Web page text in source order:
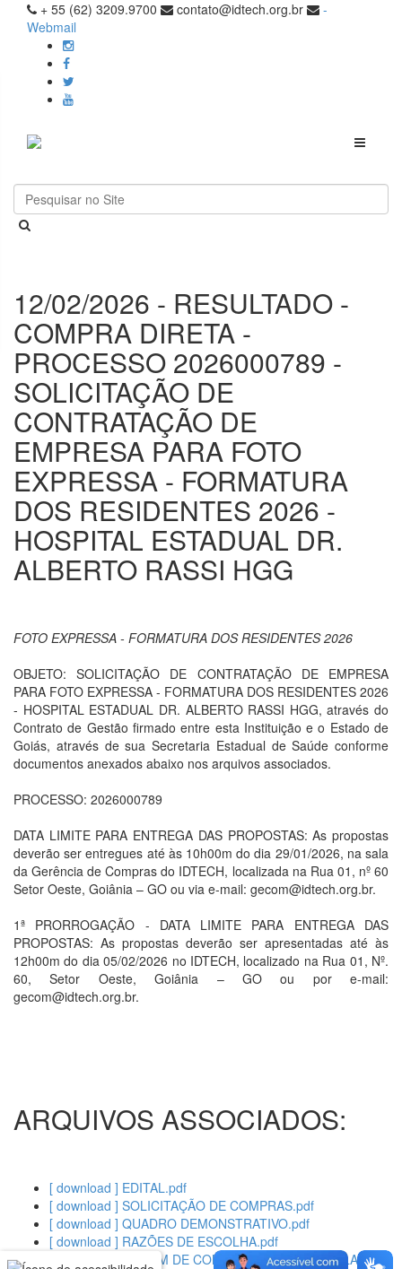
+ 55 (62) 3209.9700 contato@idtech.org.br
-
Webmail
Toggle
12/02/2026 - RESULTADO -
COMPRA DIRETA -
PROCESSO 2026000789 -
SOLICITAÇÃO DE
CONTRATAÇÃO DE
EMPRESA PARA FOTO
EXPRESSA - FORMATURA
DOS RESIDENTES 2026 -
HOSPITAL ESTADUAL DR.
ALBERTO RASSI HGG
FOTO EXPRESSA - FORMATURA DOS RESIDENTES 2026
OBJETO: SOLICITAÇÃO DE CONTRATAÇÃO DE EMPRESA
PARA FOTO EXPRESSA - FORMATURA DOS RESIDENTES 2026
- HOSPITAL ESTADUAL DR. ALBERTO RASSI HGG, através do
Contrato de Gestão firmado entre esta Instituição e o Estado de
Goiás, através de sua Secretaria Estadual de Saúde conforme
documentos anexados abaixo nos arquivos associados.
PROCESSO: 2026000789
DATA LIMITE PARA ENTREGA DAS PROPOSTAS: As propostas
deverão ser entregues até às 10h00m do dia 29/01/2026, na sala
da Gerência de Compras do IDTECH, localizada na Rua 01, nº 60
Setor Oeste, Goiânia – GO ou via e-mail: gecom@idtech.org.br.
1ª PRORROGAÇÃO - DATA LIMITE PARA ENTREGA DAS
PROPOSTAS: As propostas deverão ser apresentadas até às
12h00m do dia 05/02/2026 no IDTECH, localizado na Rua 01, Nº.
60, Setor Oeste, Goiânia – GO ou por e-mail:
gecom@idtech.org.br.
ARQUIVOS ASSOCIADOS:
[ download ] EDITAL.pdf
[ download ] SOLICITAÇÃO DE COMPRAS.pdf
[ download ] QUADRO DEMONSTRATIVO.pdf
[ download ] RAZÕES DE ESCOLHA.pdf
[ download ] ORDEM DE COMPRA 183015 - DANIELA.pdf